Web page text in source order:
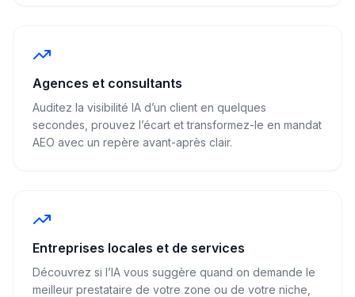
Agences et consultants
Auditez la visibilité IA d’un client en quelques
secondes, prouvez l’écart et transformez-le en mandat
AEO avec un repère avant-après clair.
Entreprises locales et de services
Découvrez si l’IA vous suggère quand on demande le
meilleur prestataire de votre zone ou de votre niche,